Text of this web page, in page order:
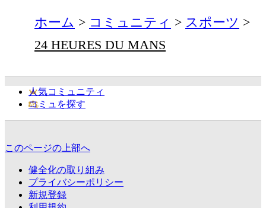
ホーム コミュニティ
スポーツ
24 HEURES DU MANS
人気コミュニティ
コミュを探す
このページの上部へ
健全化の取り組み
プライバシーポリシー
新規登録